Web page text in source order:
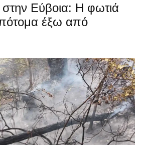
στην Εύβοια: Η φωτιά
έξω από